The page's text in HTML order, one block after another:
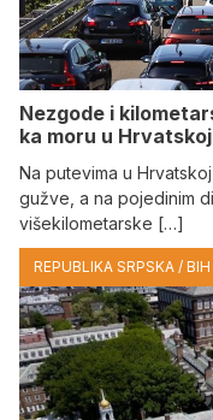
Nezgode i
ka moru u Hrvatskoj
Na putevima u
gužve, a na pojedinim
višekilometarske […]
REPUBLIKA SRPSKA / BIH